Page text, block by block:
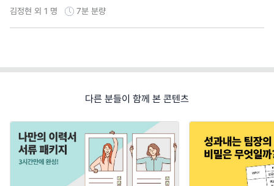
김정현 외 1 명 7분 분량
다른 분들이 함께 본 콘텐츠